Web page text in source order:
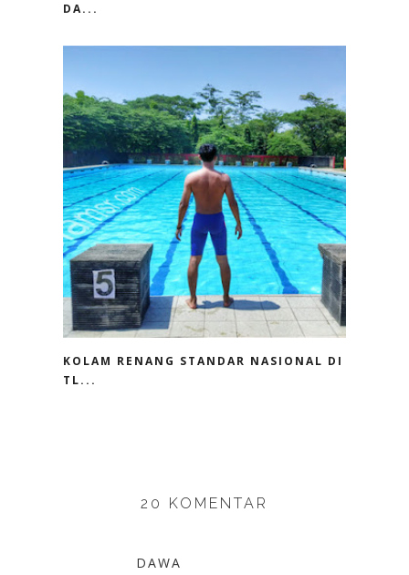
DA...
KOLAM RENANG STANDAR NASIONAL DI
TL...
20 KOMENTAR
DAWA